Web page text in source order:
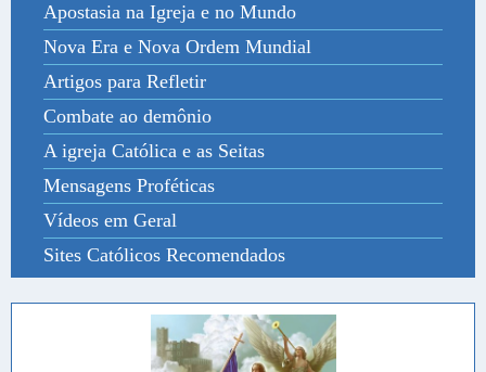
Apostasia na Igreja e no Mundo
Nova Era e Nova Ordem Mundial
Artigos para Refletir
Combate ao demônio
A igreja Católica e as Seitas
Mensagens Proféticas
Vídeos em Geral
Sites Católicos Recomendados